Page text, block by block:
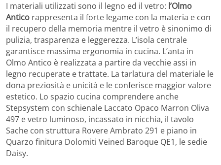
I materiali utilizzati sono il legno ed il vetro: l’Olmo
Antico rappresenta il forte legame con la materia e con
il recupero della memoria mentre il vetro è sinonimo di
pulizia, trasparenza e leggerezza. L’isola centrale
garantisce massima ergonomia in cucina. L’anta in
Olmo Antico è realizzata a partire da vecchie assi in
legno recuperate e trattate. La tarlatura del materiale le
dona preziosità e unicità e le conferisce maggior valore
estetico. Lo spazio cucina comprendere anche
Stepsystem con schienale Laccato Opaco Marron Oliva
497 e vetro luminoso, incassato in nicchia, il tavolo
Sache con struttura Rovere Ambrato 291 e piano in
Quarzo finitura Dolomiti Veined Baroque QE1, le sedie
Daisy.